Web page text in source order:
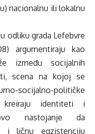
nacionalnu ili lokalnu
odliku grada Lefebvre
argumentiraju kao
između socijalnih
scena na kojoj se
socijalno-političke
identiteti i
nastojanje da
i ličnu egzistenciju